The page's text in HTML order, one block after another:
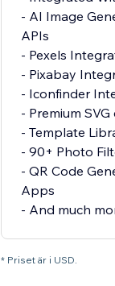
- AI Image
APIs
- Pexels
- Pixabay
- Iconfinder
- Premium
- Template
- 90+ Photo
- QR Code
Apps
- And much
* Priset är i USD.